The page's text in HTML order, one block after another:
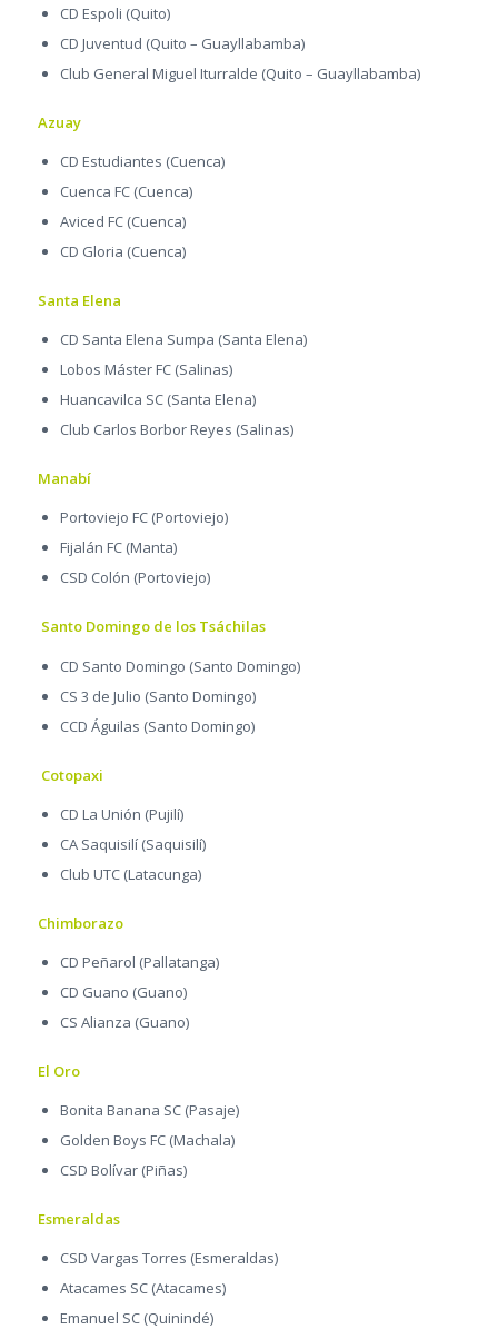
CD Espoli (Quito)
CD Juventud (Quito – Guayllabamba)
Club General Miguel Iturralde (Quito – Guayllabamba)
Azuay
CD Estudiantes (Cuenca)
Cuenca FC (Cuenca)
Aviced FC (Cuenca)
CD Gloria (Cuenca)
Santa Elena
CD Santa Elena Sumpa (Santa Elena)
Lobos Máster FC (Salinas)
Huancavilca SC (Santa Elena)
Club Carlos Borbor Reyes (Salinas)
Manabí
Portoviejo FC (Portoviejo)
Fijalán FC (Manta)
CSD Colón (Portoviejo)
Santo Domingo de los Tsáchilas
CD Santo Domingo (Santo Domingo)
CS 3 de Julio (Santo Domingo)
CCD Águilas (Santo Domingo)
Cotopaxi
CD La Unión (Pujilí)
CA Saquisilí (Saquisilí)
Club UTC (Latacunga)
Chimborazo
CD Peñarol (Pallatanga)
CD Guano (Guano)
CS Alianza (Guano)
El Oro
Bonita Banana SC (Pasaje)
Golden Boys FC (Machala)
CSD Bolívar (Piñas)
Esmeraldas
CSD Vargas Torres (Esmeraldas)
Atacames SC (Atacames)
Emanuel SC (Quinindé)